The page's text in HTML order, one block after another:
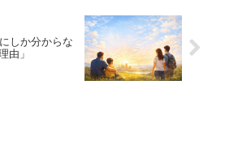
しか分からな
由」